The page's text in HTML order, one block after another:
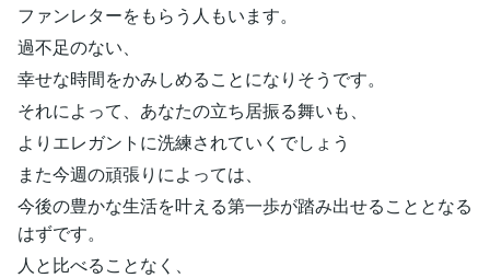
ファンレターをもらう人もいます。
過不足のない、
幸せな時間をかみしめることになりそうです。
それによって、あなたの立ち居振る舞いも、
よりエレガントに洗練されていくでしょう
また今週の頑張りによっては、
今後の豊かな生活を叶える第一歩が踏み出せることとなる
はずです。
人と比べることなく、